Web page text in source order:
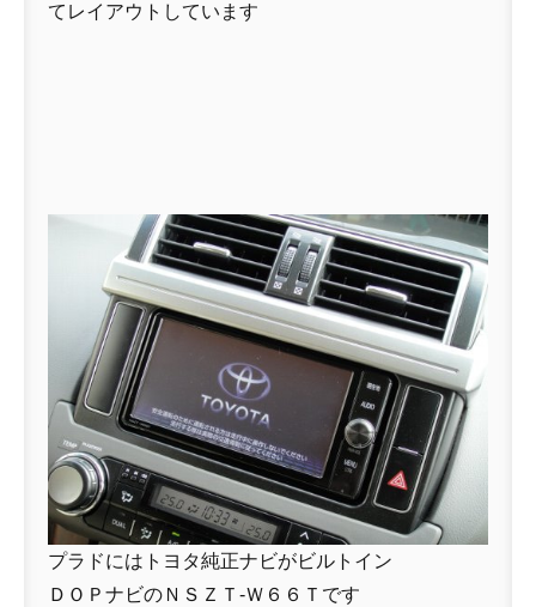
てレイアウトしています
プラドにはトヨタ純正ナビがビルトイン
ＤＯＰナビのＮＳＺＴ-Ｗ６６Ｔです